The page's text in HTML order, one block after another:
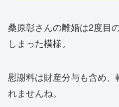
桑原彰さんの離婚は2度目
しまった模様。
慰謝料は財産分与も含め
れませんね。